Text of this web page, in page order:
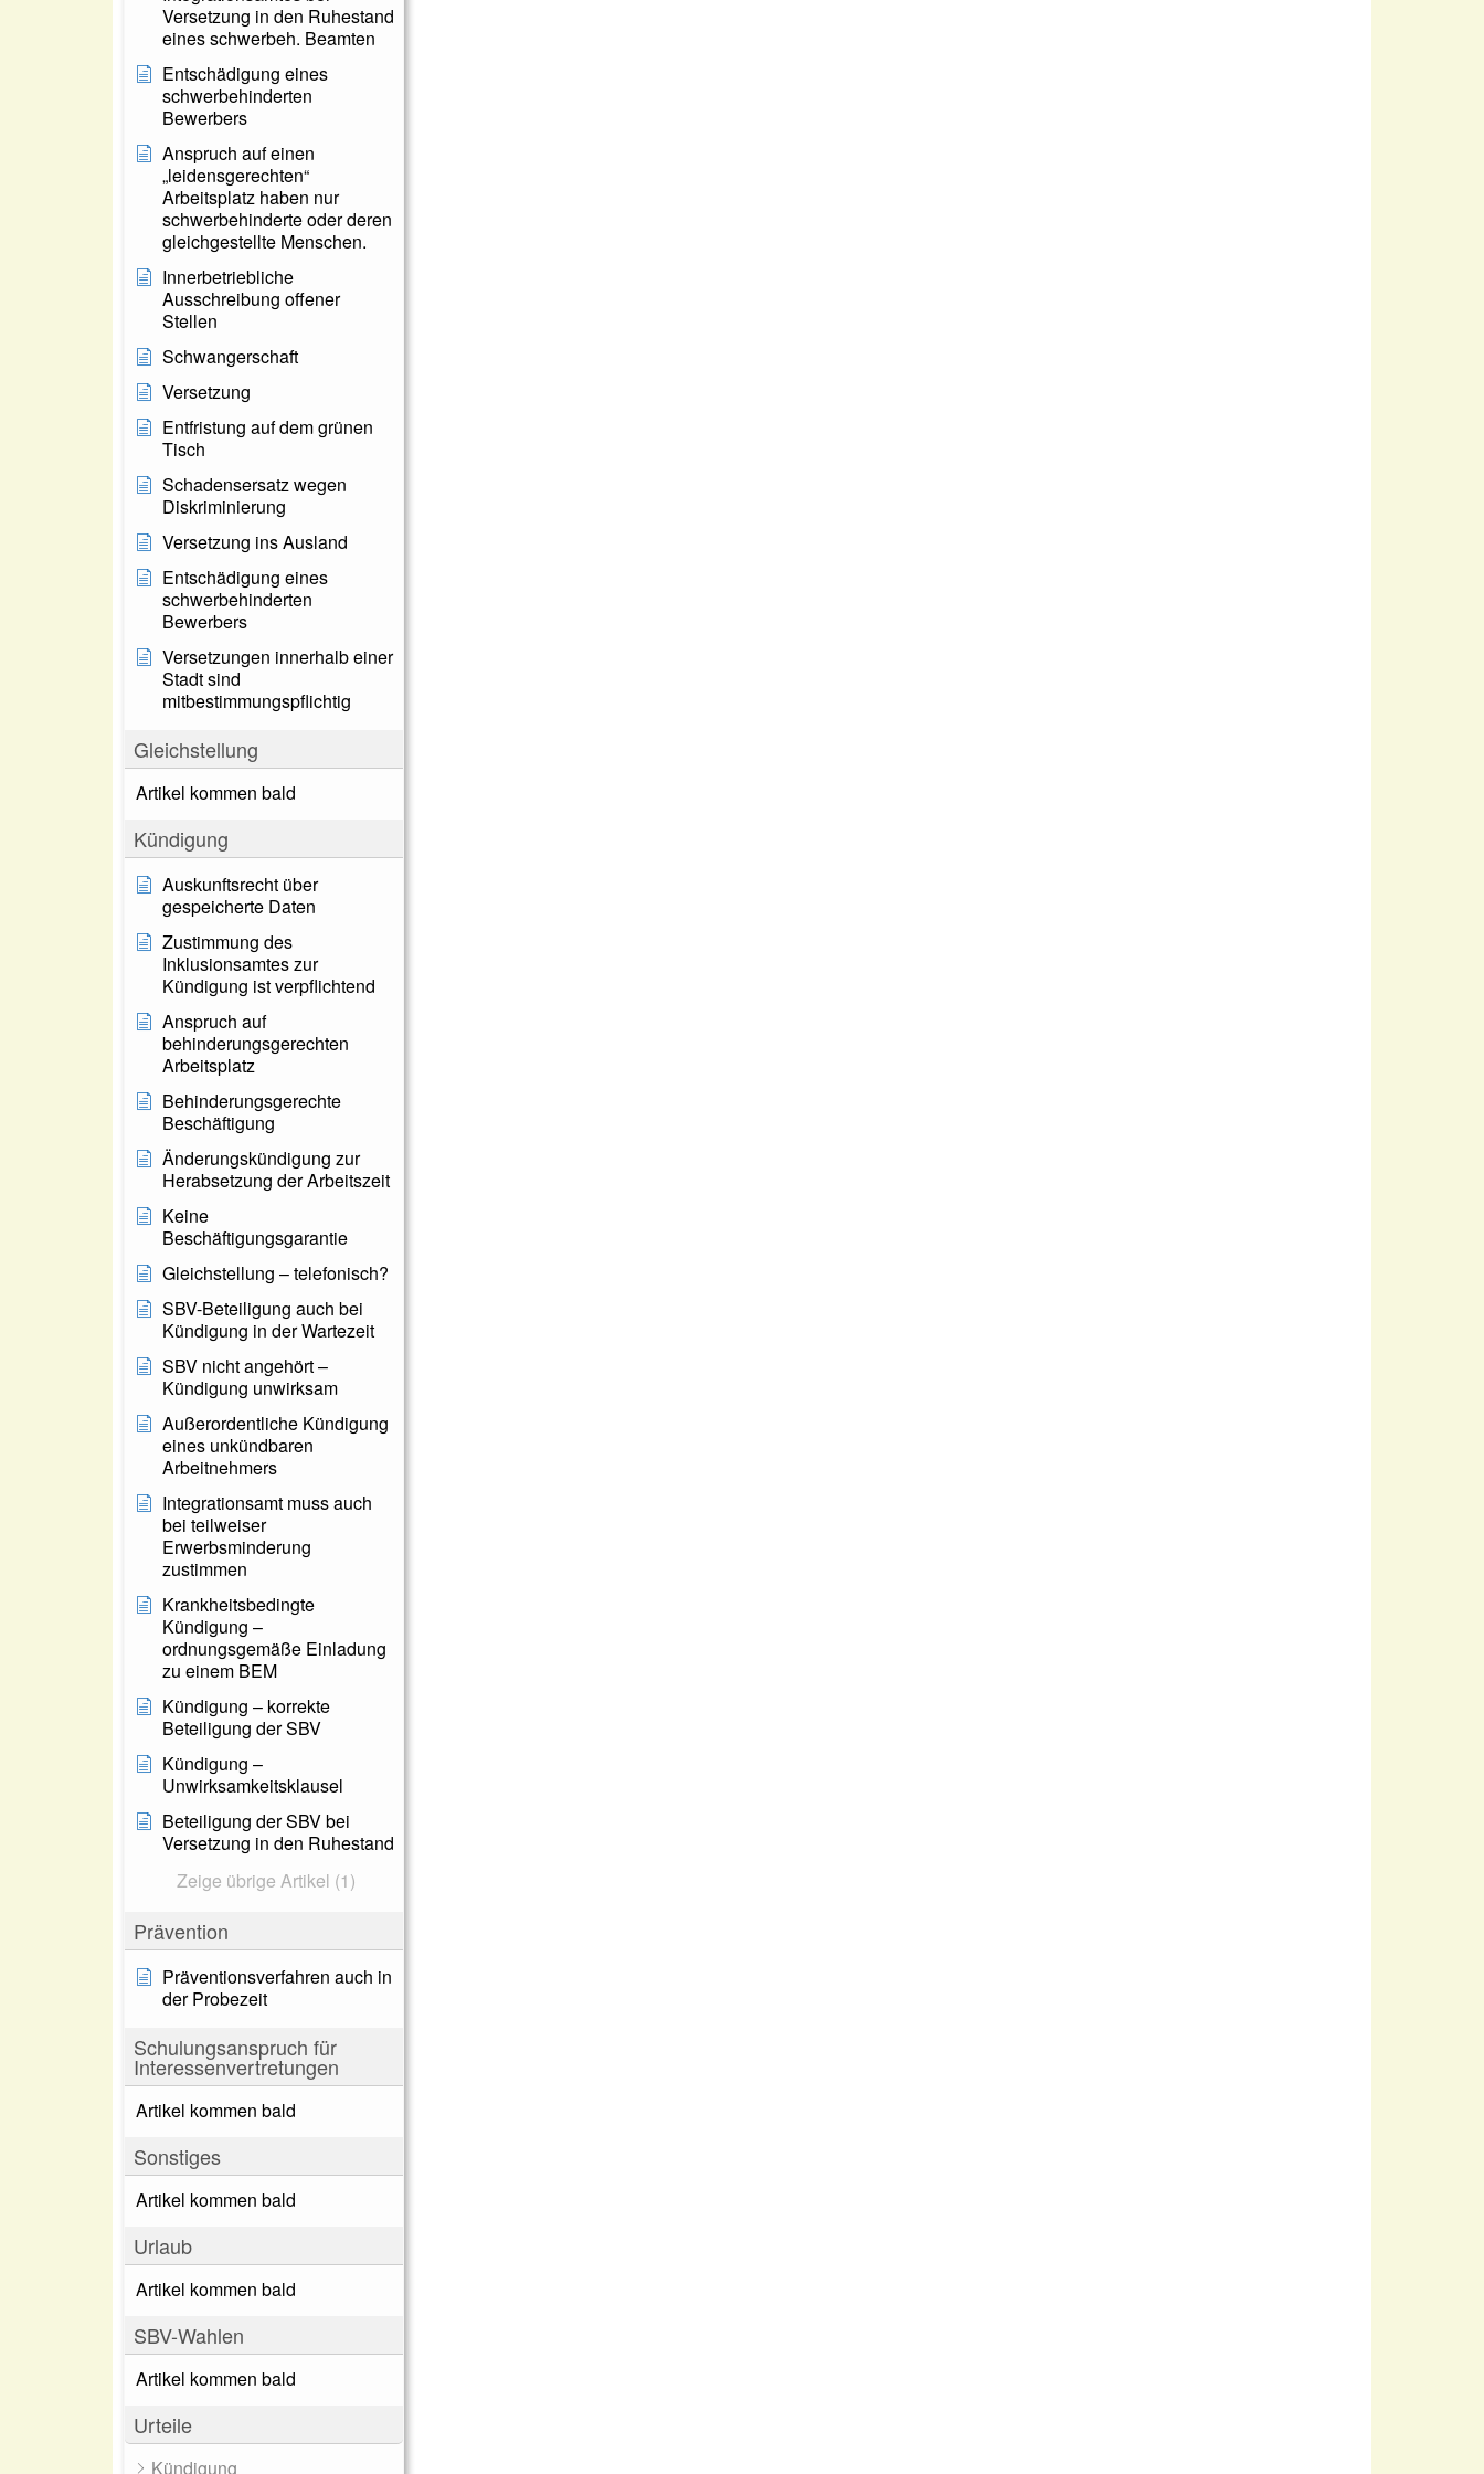
Versetzung in den Ruhestand
eines schwerbeh. Beamten
Entschädigung eines
schwerbehinderten
Bewerbers
Anspruch auf einen
„leidensgerechten“
Arbeitsplatz haben nur
schwerbehinderte oder deren
gleichgestellte Menschen.
Innerbetriebliche
Ausschreibung offener
Stellen
Schwangerschaft
Versetzung
Entfristung auf dem grünen
Tisch
Schadensersatz wegen
Diskriminierung
Versetzung ins Ausland
Entschädigung eines
schwerbehinderten
Bewerbers
Versetzungen innerhalb einer
Stadt sind
mitbestimmungspflichtig
Gleichstellung
Artikel kommen bald
Kündigung
Auskunftsrecht über
gespeicherte Daten
Zustimmung des
Inklusionsamtes zur
Kündigung ist verpflichtend
Anspruch auf
behinderungsgerechten
Arbeitsplatz
Behinderungsgerechte
Beschäftigung
Änderungskündigung zur
Herabsetzung der Arbeitszeit
Keine
Beschäftigungsgarantie
Gleichstellung – telefonisch?
SBV-Beteiligung auch bei
Kündigung in der Wartezeit
SBV nicht angehört –
Kündigung unwirksam
Außerordentliche Kündigung
eines unkündbaren
Arbeitnehmers
Integrationsamt muss auch
bei teilweiser
Erwerbsminderung
zustimmen
Krankheitsbedingte
Kündigung –
ordnungsgemäße Einladung
zu einem BEM
Kündigung – korrekte
Beteiligung der SBV
Kündigung –
Unwirksamkeitsklausel
Beteiligung der SBV bei
Versetzung in den Ruhestand
Zeige übrige Artikel (1)
Prävention
Präventionsverfahren auch in
der Probezeit
Schulungsanspruch für
Interessenvertretungen
Artikel kommen bald
Sonstiges
Artikel kommen bald
Urlaub
Artikel kommen bald
SBV-Wahlen
Artikel kommen bald
Urteile
Kündigung